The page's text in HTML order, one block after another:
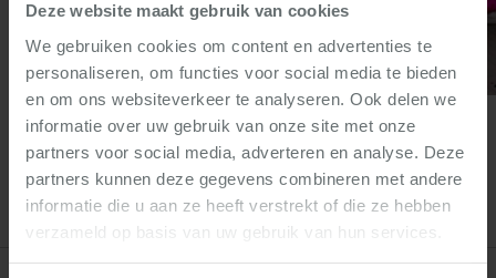
Deze website maakt gebruik van cookies
We gebruiken cookies om content en advertenties te
personaliseren, om functies voor social media te bieden
en om ons websiteverkeer te analyseren. Ook delen we
informatie over uw gebruik van onze site met onze
partners voor social media, adverteren en analyse. Deze
partners kunnen deze gegevens combineren met andere
informatie die u aan ze heeft verstrekt of die ze hebben
verzameld op basis van uw gebruik van hun services.